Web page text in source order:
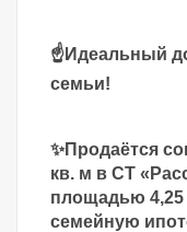
☝️Идеальный
семьи!
✨Продаётся
кв. м в СТ
площадью 4,25
семейную